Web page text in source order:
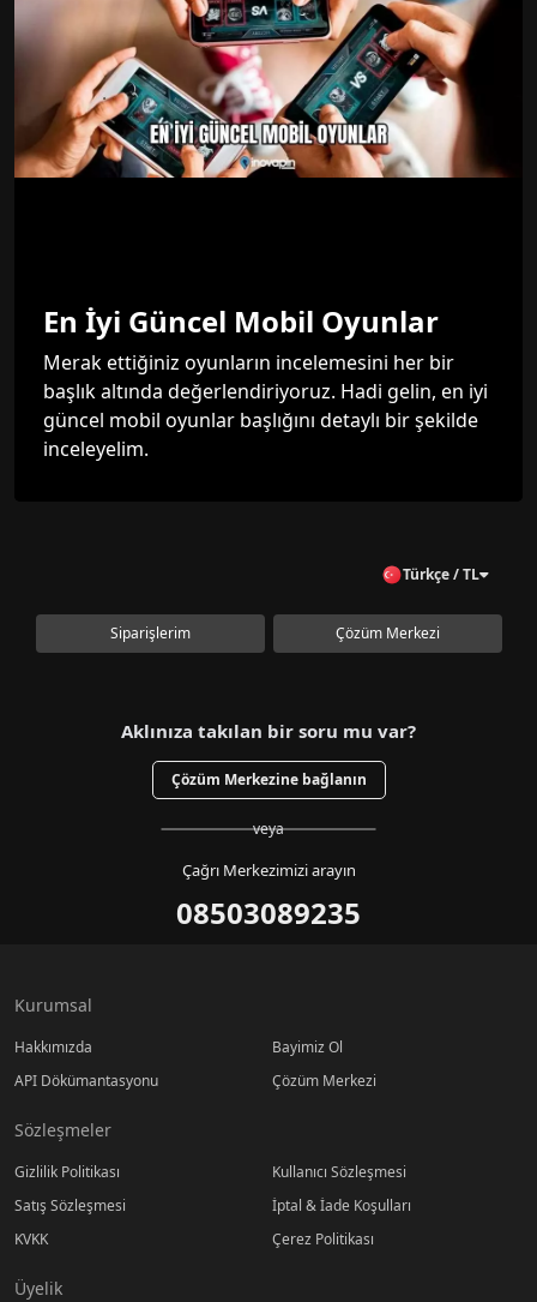
En İyi Güncel Mobil Oyunlar
Merak ettiğiniz oyunların incelemesini her bir
başlık altında değerlendiriyoruz. Hadi gelin, en iyi
güncel mobil oyunlar başlığını detaylı bir şekilde
inceleyelim.
Türkçe / TL
Siparişlerim Çözüm Merkezi
Aklınıza takılan bir soru mu var?
Çözüm Merkezine bağlanın
veya
Çağrı Merkezimizi arayın
08503089235
Kurumsal
Hakkımızda
Bayimiz Ol
API Dökümantasyonu
Çözüm Merkezi
Sözleşmeler
Gizlilik Politikası
Kullanıcı Sözleşmesi
Satış Sözleşmesi
İptal & İade Koşulları
KVKK
Çerez Politikası
Üyelik